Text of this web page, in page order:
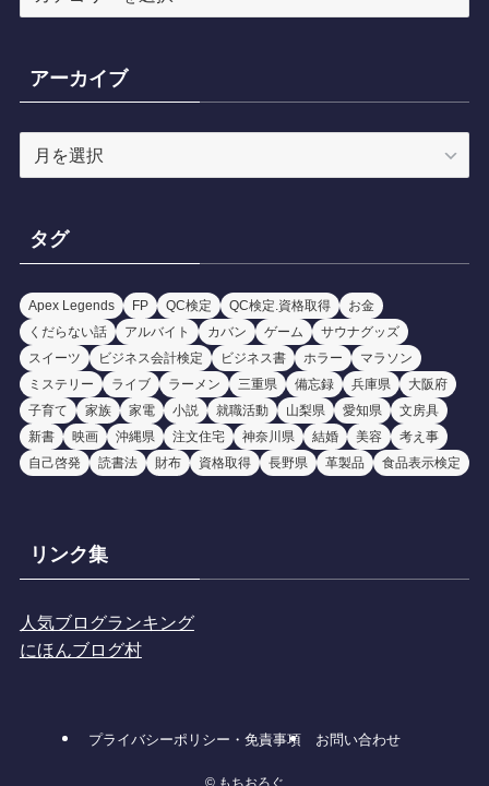
テ
ー
アーカイブ
ー
ブ
タグ
Apex Legends FP QC検定 QC検定.資格取得
お金
くだらない話
アルバイト カバン ゲーム
サウナグッズ
スイーツ
ビジネス会計検定 ビジネス書 ホラー
マラソン
ミステリー
ライブ ラーメン 三重県 備忘録 兵庫県
大阪府
子育て
家族 家電 小説 就職活動 山梨県 愛知県
文房具
新書
映画 沖縄県 注文住宅 神奈川県 結婚 美容
考え事
自己啓発
読書法 財布 資格取得 長野県 革製品 食品表示検定
リンク集
人気ブログランキング
にほんブログ村
プライバシーポリシー・免責事項 お問い合わせ
© もちおろぐ